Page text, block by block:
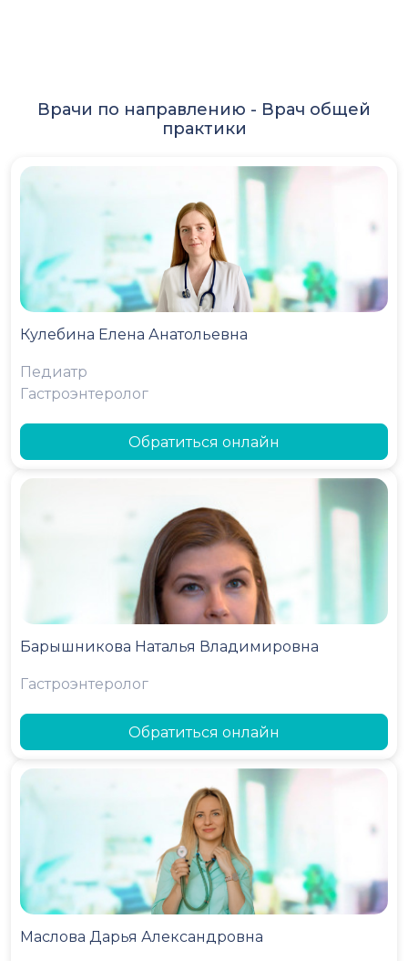
Врачи по направлению - Врач общей
практики
Кулебина Елена Анатольевна
Педиатр
Гастроэнтеролог
Обратиться онлайн
Барышникова Наталья Владимировна
Гастроэнтеролог
Обратиться онлайн
Маслова Дарья Александровна